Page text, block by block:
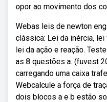
opor ao movimento dos
Webas leis de newton
clássica: Lei da inércia,
lei da ação e reação.
as 8 questões a. (fuvest
carregando uma caixa
Webcalcule a força de
dois blocos a e b estão